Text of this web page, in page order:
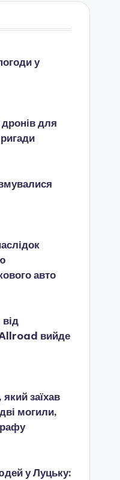
у
для
авто
Allroad вийде
заїхав
могили,
у Луцьку: